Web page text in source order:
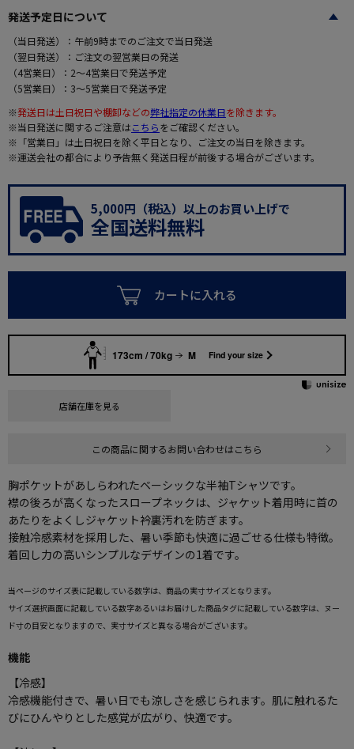
発送予定日について
（当日発送）：午前9時までのご注文で当日発送
（翌日発送）：ご注文の翌営業日の発送
（4営業日）：2～4営業日で発送予定
（5営業日）：3～5営業日で発送予定
※発送日は土日祝日や棚卸などの弊社指定の休業日を除きます。
※当日発送に関するご注意はこちらをご確認ください。
※「営業日」は土日祝日を除く平日となり、ご注文の当日を除きます。
※運送会社の都合により予告無く発送日程が前後する場合がございます。
5,000円（税込）以上のお買い上げで
全国送料無料
カートに入れる
173cm / 70kg M Find your size
店舗在庫を見る
この商品に関するお問い合わせはこちら
胸ポケットがあしらわれたベーシックな半袖Tシャツです。
襟の後ろが高くなったスロープネックは、ジャケット着用時に首の
あたりをよくしジャケット衿裏汚れを防ぎます。
接触冷感素材を採用した、暑い季節も快適に過ごせる仕様も特徴。
着回し力の高いシンプルなデザインの1着です。
当ページのサイズ表に記載している数字は、商品の実寸サイズとなります。
サイズ選択画面に記載している数字あるいはお届けした商品タグに記載している数字は、ヌー
ド寸の目安となりますので、実寸サイズと異なる場合がございます。
機能
【冷感】
冷感機能付きで、暑い日でも涼しさを感じられます。肌に触れるた
びにひんやりとした感覚が広がり、快適です。